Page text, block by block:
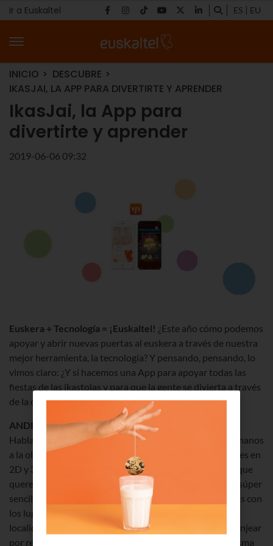
Ir a Euskaltel ES EU
INICIO
DESCUBRE
IKASJAI, LA APP PARA DIVERTIRTE Y APRENDER
IkasJai, la App para
divertirte y aprender
2019-06-06 09:32
Euskera + Tecnología = ¡Euskaltel! ¿Este año cómo podemos
apoyar y abrir nuevas puertas al euskera a través de nuestra
mejor herramienta, la tecnología? Y pensando, pensando, lo
vimos claro: ¿Y si hacemos una App para apoyar todas las
fiestas de las ikastolas y para que la gente se divierta a través
de la cultura?
ANDROID:DESCARGARiOS:DESCARGAR
Hablamos con laFederación de Ikastolas
, nos pusimos manos
a la obra y… voilá! Creamos
IkasJai
, un juego para móviles en
2D y 3D que funciona con geolocalización
y con el que
queremos que aprendas jugando. El funcionamiento es súper
sencillo: la App te propone superar pruebas relacionadas con
los lugares y las personalidades más conocidas de la
localidad, para conseguir puntos que después podrás canjear
por regalos. Y, además de demostrar lo que sabes, tú misma